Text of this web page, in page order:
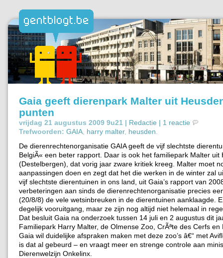
Gaia geeft dierenpark Malter uit
punten
vrijdag 21 augustus 2009 9u21 | Redactie | 1 reactie
Trefwoorden: GAIA harry malter, heusden
De dierenrechtenorganisatie GAIA geeft de vijf slechtste
BelgiÃ« een beter rapport. Daar is ook het familiepark Malter uit
(Destelbergen), dat vorig jaar zware kritiek kreeg. Malter moet
aanpassingen doen en zegt dat het die werken in de winter zal
vijf slechtste dierentuinen in ons land, uit Gaia’s rapport van
verbeteringen aan sinds de dierenrechtenorganisatie precies
(20/8/8) de vele wetsinbreuken in de dierentuinen aanklaagde.
degelijk vooruitgang, maar ze zijn nog altijd niet helemaal in
Dat besluit Gaia na onderzoek tussen 14 juli en 2 augustus dit
Familiepark Harry Malter, de Olmense Zoo, CrÃªte des Cerfs en
Gaia wil duidelijke afspraken maken met deze zoo’s â€“ met
is dat al gebeurd – en vraagt meer en strenge controle aan
Dierenwelzijn Onkelinx.